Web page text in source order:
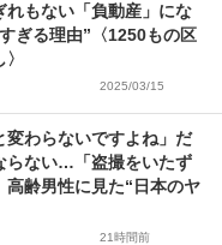
れもない「負動産」にな
ぎる理由”〈1250もの区
2025/03/15
変わらないですよね」だ
らない…「盗撮をいたず
高齢男性に見た“日本のヤ
21時間前